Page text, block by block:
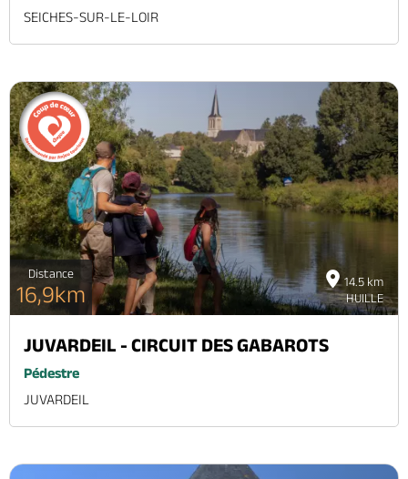
SEICHES-SUR-LE-LOIR
14.5 km
HUILLE
Distance
16,9km
JUVARDEIL - CIRCUIT DES GABAROTS
Pédestre
JUVARDEIL